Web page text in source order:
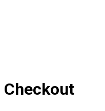
Checkout